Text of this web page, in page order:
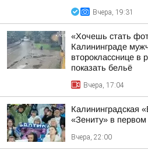
Вчера, 19:31
«Хочешь стать
Калининграде
второкласснице в
показать бельё
Вчера, 17:04
Калининградская
«Зениту» в
Вчера, 22:00